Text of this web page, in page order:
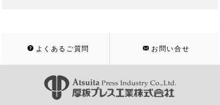
よくあるご質問 お問い合せ